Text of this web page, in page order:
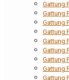
Gattung
Gattung
Gattung
Gattung
Gattung
Gattung
Gattung
Gattung
Gattung